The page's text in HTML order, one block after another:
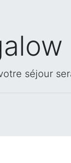
séjour